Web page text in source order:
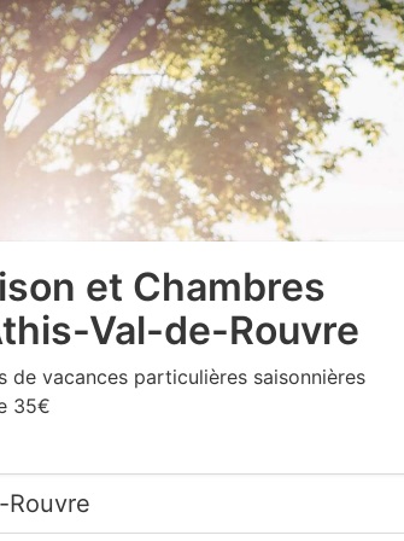
et Chambres
Val-de-Rouvre
de vacances particulières saisonnières
35€